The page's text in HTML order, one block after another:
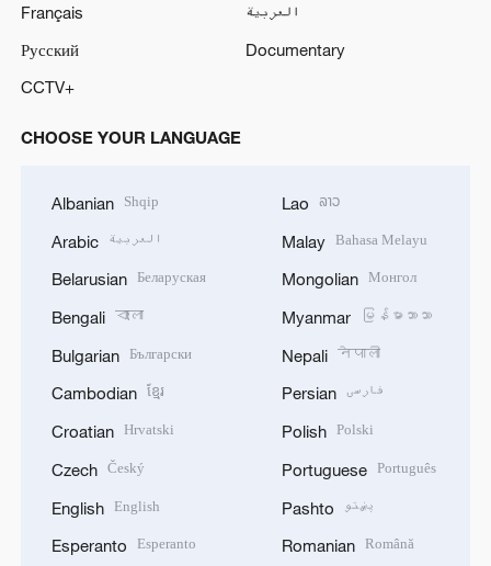
Français
العربية
Русский
Documentary
CCTV+
CHOOSE YOUR LANGUAGE
Albanian Shqip
Arabic العربية
Belarusian Беларуская
Bengali বাংলা
Bulgarian Български
Cambodian ខ្មែរ
Croatian Hrvatski
Czech Český
English English
Esperanto Esperanto
Lao ລາວ
Malay Bahasa Melayu
Mongolian Монгол
Myanmar မြန်မာဘာသာ
Nepali नेपाली
Persian فارسی
Polish Polski
Portuguese Português
Pashto پښتو
Romanian Română